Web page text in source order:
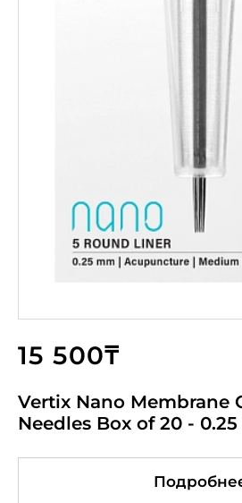
15 500₸
Vertix Nano Membrane
Needles Box of 20 -